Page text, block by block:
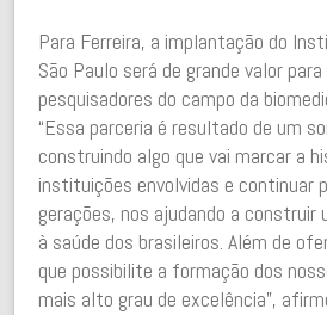
Para Ferreira, a implantação do
São Paulo será de grande valor
pesquisadores do campo da
“Essa parceria é resultado de um
construindo algo que vai marcar a
instituições envolvidas e continuar
gerações, nos ajudando a
à saúde dos brasileiros. Além de
que possibilite a formação dos
mais alto grau de excelência”,